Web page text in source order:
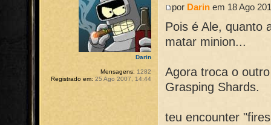
por Darin em 18 Ago
Pois é Ale, quanto
matar minion...
Agora troca o
Grasping Shards.
teu encounter
Darin
Mensagens: 1282
Registrado em: 25 Ago 2007, 14:44